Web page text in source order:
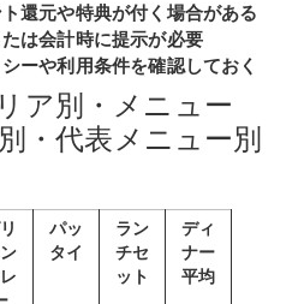
還元や特典が付く場合がある
は会計時に提示が必要
ーや利用条件を確認しておく
ア別・メニュー
・代表メニュー別
パッ
タイ
ラン
チセ
ット
ディ
ナー
平均